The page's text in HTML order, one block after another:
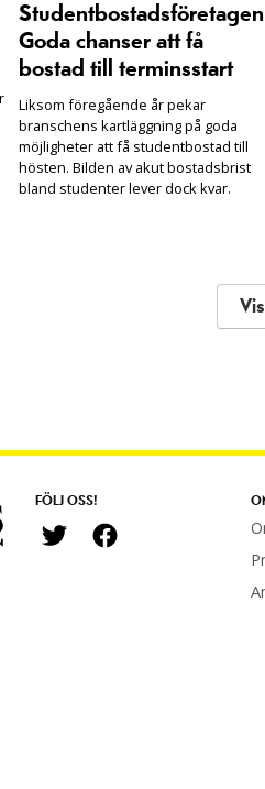
Goda chanser att få
bostad till terminsstart
Liksom föregående år pekar
branschens kartläggning på goda
möjligheter att få studentbostad till
hösten. Bilden av akut bostadsbrist
bland studenter lever dock kvar.
FÖLJ OSS!